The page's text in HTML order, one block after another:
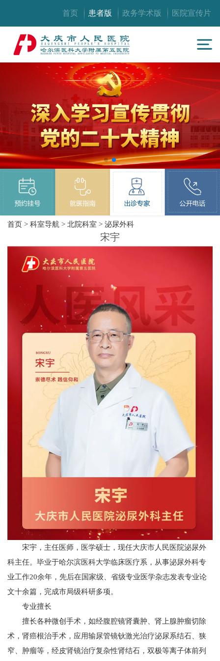
首页 患者版 政务学术版 医院宣传片
首页 >科室导航 >北院科室 >泌尿外科
宋宇
宋宇，主任医师，医学硕士，现任大庆市人民医院泌尿外
科主任。毕业于哈尔滨医科大学临床医疗系，从事泌尿外科专
业工作20余年，先后在国家级、省级专业医学杂志发表专业论
文十余篇，完成市局级科研多项。
专业擅长
擅长各种微创手术，如经腹腔镜肾囊肿、肾上腺肿瘤切除
术，肾癌根治手术，应用输尿管镜钬激光治疗泌尿系结石、狭
窄、肿瘤等，经皮肾镜治疗复杂性肾结石，双极等离子体前列